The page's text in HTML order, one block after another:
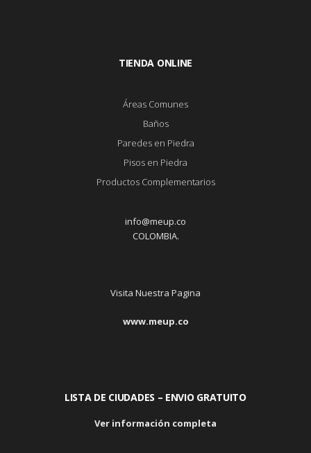
TIENDA ONLINE
Áreas Comunes
Baños
Paredes en Piedra
Pisos en Piedra
Productos Complementarios
info@meup.co
COLOMBIA.
Visita Nuestra Pagina
www.meup.co
LISTA DE CIUDADES – ENVIO GRATUITO
Ver información completa